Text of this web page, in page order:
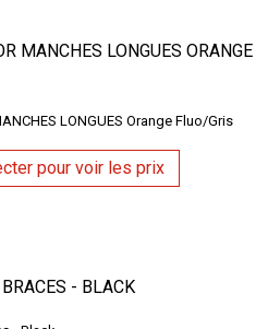
MANCHES LONGUES ORANGE
LONGUES Orange Fluo/Gris
pour voir les prix
- BLACK